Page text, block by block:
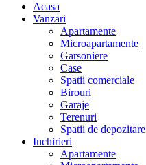
Acasa
Vanzari
Apartamente
Microapartamente
Garsoniere
Case
Spatii comerciale
Birouri
Garaje
Terenuri
Spatii de depozitare
Inchirieri
Apartamente